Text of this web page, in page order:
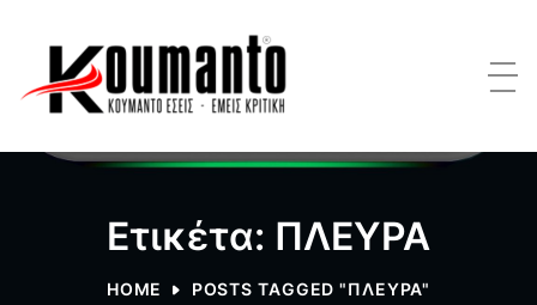
Ετικέτα: ΠΛΕΥΡΑ
HOME POSTS TAGGED "ΠΛΕΥΡΑ"